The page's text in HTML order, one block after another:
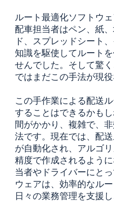
ルート最適化ソフトウ
配車担当者はペン、紙
ド、スプレッドシート
知識を駆使してルート
せんでした。そして驚
ではまだこの手法が現役
この手作業による配送
することはできるかも
間がかかり、複雑で、
法です。現在では、配
が自動化され、アルゴ
精度で作成されるよう
当者やドライバーにと
ウェアは、効率的なル
日々の業務管理を支援